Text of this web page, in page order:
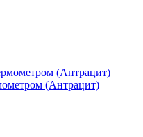
(Антрацит)